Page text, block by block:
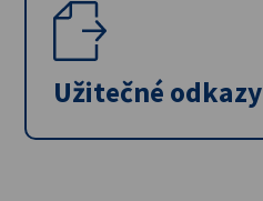
Užitečné odkazy